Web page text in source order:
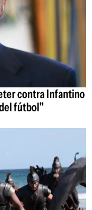
contra Infantino
fútbol"